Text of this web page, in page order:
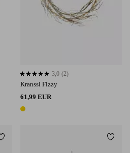
Kranssi Fizzy
61,99 EUR
1 väri
3,0 perustuen 2 arvosanaan
3,0 (2)
Lisää suosikkeihin Lisää